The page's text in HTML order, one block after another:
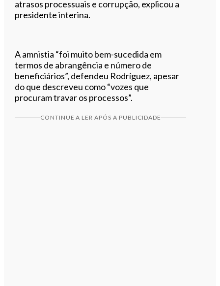
atrasos processuais e corrupção, explicou a
presidente interina.
A amnistia “foi muito bem-sucedida em
termos de abrangência e número de
beneficiários”, defendeu Rodríguez, apesar
do que descreveu como “vozes que
procuram travar os processos”.
CONTINUE A LER APÓS A PUBLICIDADE